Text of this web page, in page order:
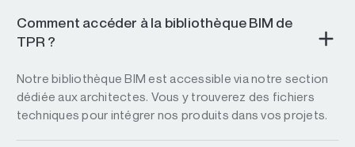
Comment accéder à la bibliothèque BIM de
TPR ?
Notre bibliothèque BIM est accessible via notre section
dédiée aux architectes. Vous y trouverez des fichiers
techniques pour intégrer nos produits dans vos projets.